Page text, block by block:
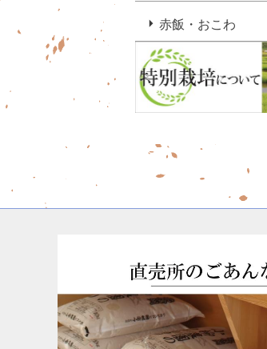
赤飯・おこわ